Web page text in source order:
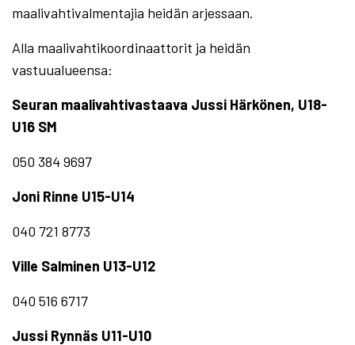
maalivahtivalmentajia heidän arjessaan.
Alla maalivahtikoordinaattorit ja heidän
vastuualueensa:
Seuran maalivahtivastaava Jussi Härkönen, U18-
U16 SM
050 384 9697
Joni Rinne U15-U14
040 721 8773
Ville Salminen U13-U12
040 516 6717
Jussi Rynnäs U11-U10